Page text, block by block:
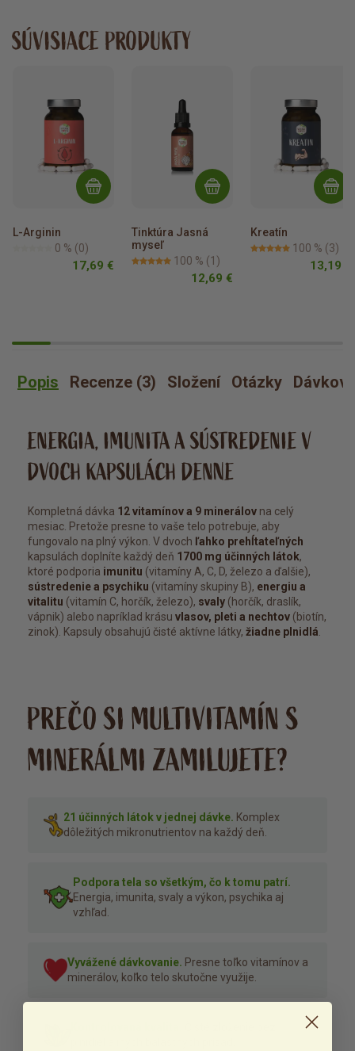
SÚVISIACE PRODUKTY
L-Arginin
0 % (0)
17,69 €
Tinktúra Jasná
myseľ
100 % (1)
12,69 €
Kreatín
100 % (3)
13,19 €
Popis Recenze (3) Složení Otázky
ENERGIA, IMUNITA A SÚSTREDENIE V
DVOCH KAPSULÁCH DENNE
Kompletná dávka 12 vitamínov a 9 minerálov na celý
mesiac. Pretože presne to vaše telo potrebuje, aby
fungovalo na plný výkon. V dvoch ľahko prehĺtateľných
kapsulách doplníte každý deň 1700 mg účinných látok,
ktoré podporia imunitu (vitamíny A, C, D, železo a ďalšie),
sústredenie a psychiku (vitamíny skupiny B), energiu a
vitalitu (vitamín C, horčík, železo), svaly (horčík, draslík,
vápnik) alebo napríklad krásu vlasov, pleti a nechtov (biotín,
zinok). Kapsuly obsahujú čisté aktívne látky, žiadne plnidlá
PREČO SI MULTIVITAMÍN S
MINERÁLMI ZAMILUJETE?
21 účinných látok v jednej dávke. Komplex
dôležitých mikronutrientov na každý deň.
Podpora tela so všetkým, čo k tomu patrí.
Energia, imunita, svaly a výkon, psychika aj
vzhľad.
Vyvážené dávkovanie. Presne toľko vitamínov a
minerálov, koľko telo skutočne využije.